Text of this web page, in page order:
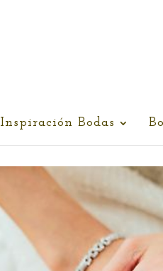
Inspiración Bodas